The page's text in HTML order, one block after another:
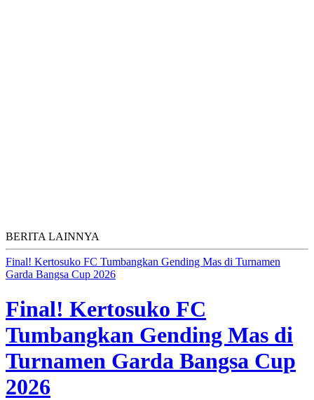
BERITA LAINNYA
Final! Kertosuko FC Tumbangkan Gending Mas di Turnamen
Garda Bangsa Cup 2026
Final! Kertosuko FC
Tumbangkan Gending Mas di
Turnamen Garda Bangsa Cup
2026